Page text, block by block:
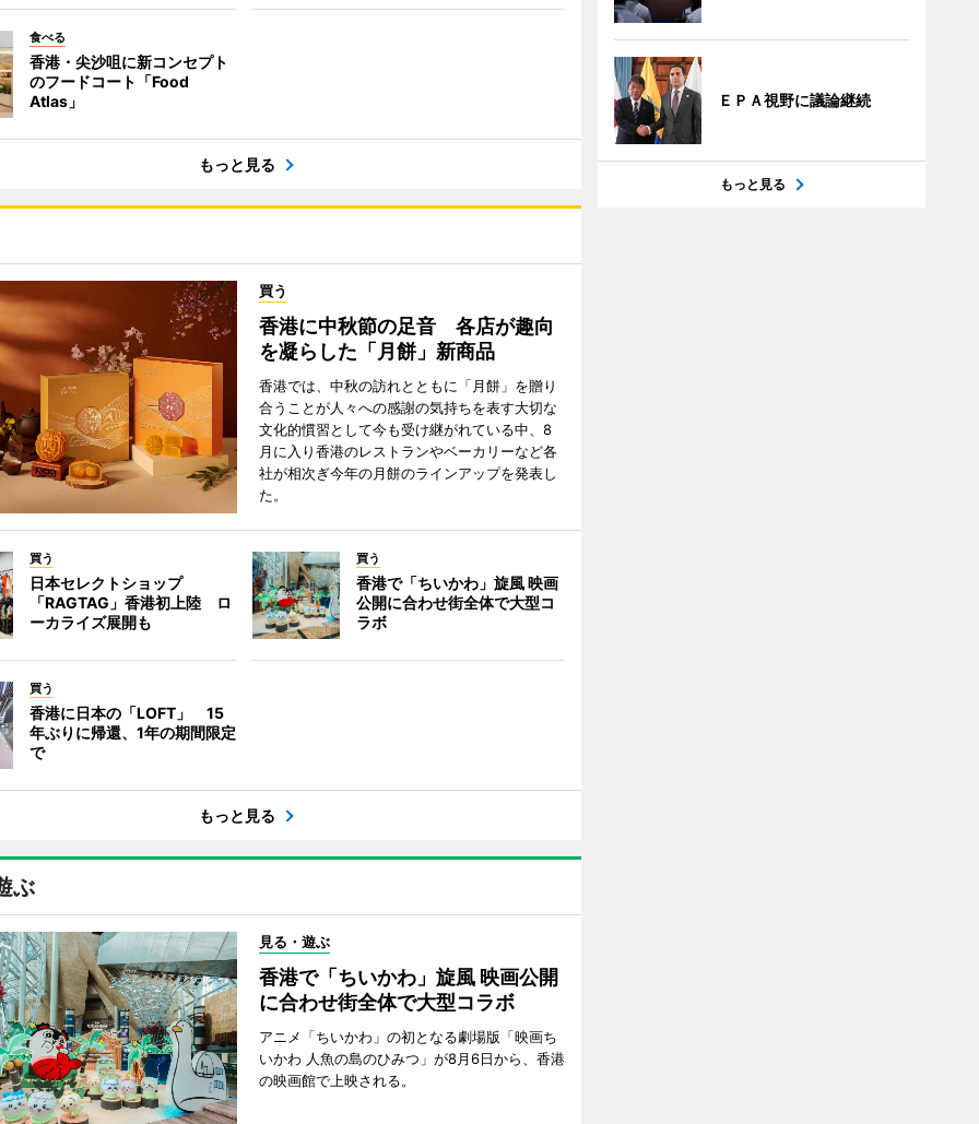
食べる
香港・尖沙咀に新コンセプト
のフードコート「Food
Atlas」
もっと見る
買う
香港に中秋節の足音 各店が趣向
を凝らした「月餅」新商品
香港では、中秋の訪れとともに「月餅」を贈り
合うことが人々への感謝の気持ちを表す大切な
文化的慣習として今も受け継がれている中、8
月に入り香港のレストランやベーカリーなど各
社が相次ぎ今年の月餅のラインアップを発表し
た。
買う
日本セレクトショップ
「RAGTAG」香港初上陸 ロ
ーカライズ展開も
買う
香港で「ちいかわ」旋風 映画
公開に合わせ街全体で大型コ
ラボ
買う
香港に日本の「LOFT」 15
年ぶりに帰還、1年の期間限定
で
もっと見る
ぶ
見る・遊ぶ
香港で「ちいかわ」旋風 映画公開
に合わせ街全体で大型コラボ
アニメ「ちいかわ」の初となる劇場版「映画ち
いかわ 人魚の島のひみつ」が8月6日から、香港
の映画館で上映される。
ＥＰＡ視野に議論継続
もっと見る